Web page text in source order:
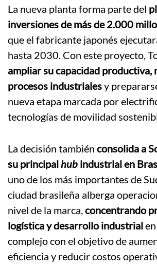
La nueva planta forma parte del
inversiones de más de 2.000
que el fabricante japonés
hasta 2030. Con este proyecto,
ampliar su capacidad productiva,
procesos industrialesy
nueva etapa marcada por
tecnologías de movilidad
La decisión también consolida a
su principal hub industrial en
uno de los más importantes de
ciudad brasileña alberga
nivel de la marca,concentrando
logística y desarrollo industrial
complejo con el objetivo de
eficiencia y reducir costos